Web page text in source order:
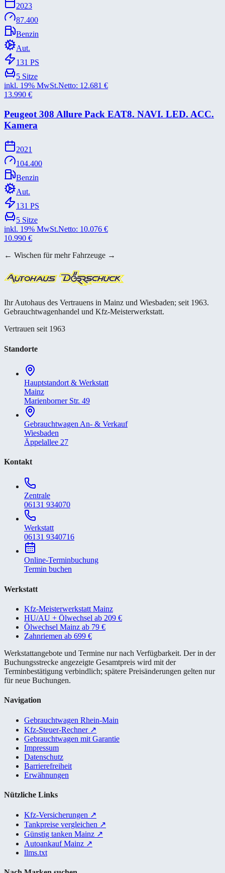
2023
87.400
Benzin
Aut.
131 PS
5 Sitze
inkl. 19% MwSt.Netto: 12.681 €
13.990 €
Peugeot 308 Allure Pack EAT8. NAVI. LED. ACC.
Kamera
2021
104.400
Benzin
Aut.
131 PS
5 Sitze
inkl. 19% MwSt.Netto: 10.076 €
10.990 €
← Wischen für mehr Fahrzeuge →
Ihr Autohaus des Vertrauens in Mainz und Wiesbaden; seit 1963.
Gebrauchtwagenhandel und Kfz-Meisterwerkstatt.
Vertrauen seit 1963
Standorte
Hauptstandort & Werkstatt
Mainz
Marienborner Str. 49
Gebrauchtwagen An- & Verkauf
Wiesbaden
Äppelallee 27
Kontakt
Zentrale
06131 934070
Werkstatt
06131 9340716
Online-Terminbuchung
Termin buchen
Werkstatt
Kfz-Meisterwerkstatt Mainz
HU/AU + Ölwechsel ab 209 €
Ölwechsel Mainz ab 79 €
Zahnriemen ab 699 €
Werkstattangebote und Termine nur nach Verfügbarkeit. Der in der
Buchungsstrecke angezeigte Gesamtpreis wird mit der
Terminbestätigung verbindlich; spätere Preisänderungen gelten nur
für neue Buchungen.
Navigation
Gebrauchtwagen Rhein-Main
Kfz-Steuer-Rechner ↗
Gebrauchtwagen mit Garantie
Impressum
Datenschutz
Barrierefreiheit
Erwähnungen
Nützliche Links
Kfz-Versicherungen ↗
Tankpreise vergleichen ↗
Günstig tanken Mainz ↗
Autoankauf Mainz ↗
llms.txt